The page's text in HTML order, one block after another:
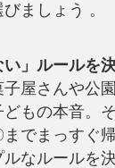
ましょう 。
い」ルールを
屋さんや公
もの本音。そ
までまっすぐ
なルールを